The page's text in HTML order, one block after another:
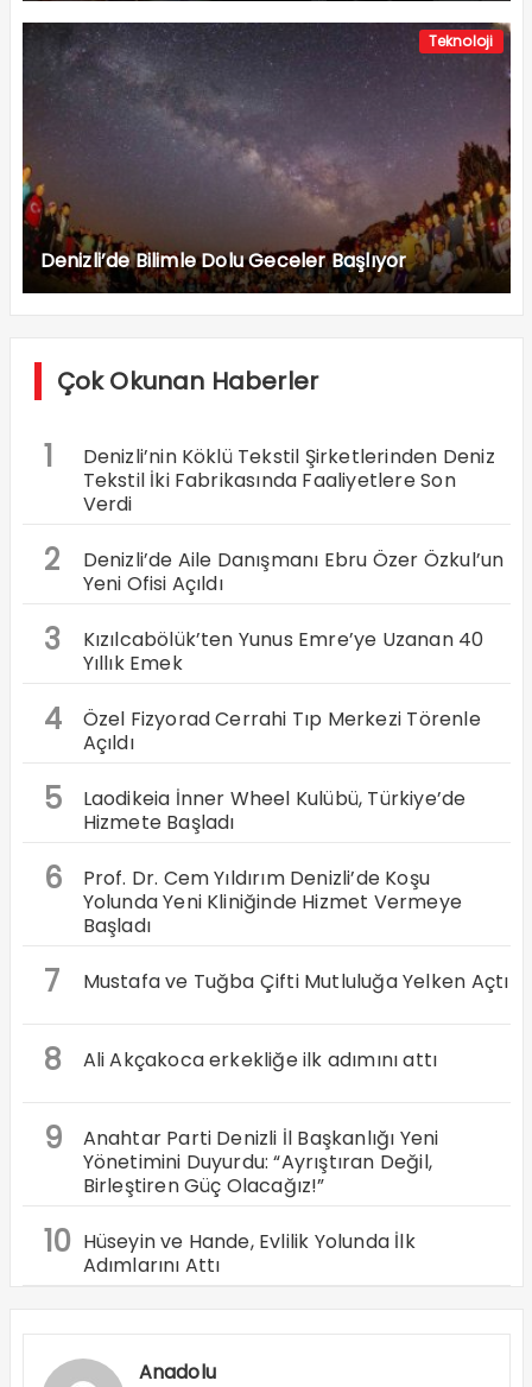
Teknoloji
Denizli’de Bilimle Dolu Geceler Başlıyor
Çok Okunan Haberler
1
Denizli’nin Köklü Tekstil Şirketlerinden Deniz
Tekstil İki Fabrikasında Faaliyetlere Son
Verdi
2
Denizli’de Aile Danışmanı Ebru Özer Özkul’un
Yeni Ofisi Açıldı
3
Kızılcabölük’ten Yunus Emre’ye Uzanan 40
Yıllık Emek
4
Özel Fizyorad Cerrahi Tıp Merkezi Törenle
Açıldı
5
Laodikeia İnner Wheel Kulübü, Türkiye’de
Hizmete Başladı
6
Prof. Dr. Cem Yıldırım Denizli’de Koşu
Yolunda Yeni Kliniğinde Hizmet Vermeye
Başladı
7 Mustafa ve Tuğba Çifti Mutluluğa Yelken Açtı
8 Ali Akçakoca erkekliğe ilk adımını attı
9
Anahtar Parti Denizli İl Başkanlığı Yeni
Yönetimini Duyurdu: “Ayrıştıran Değil,
Birleştiren Güç Olacağız!”
10 Hüseyin ve Hande, Evlilik Yolunda İlk
Adımlarını Attı
Anadolu